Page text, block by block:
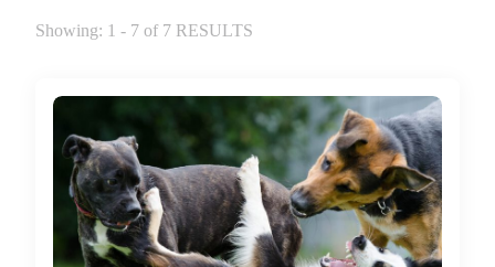
Showing: 1 - 7 of 7 RESULTS